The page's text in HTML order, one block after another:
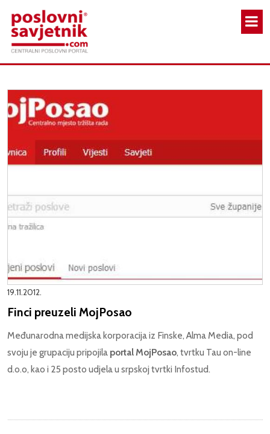
19.11.2012.
Finci preuzeli MojPosao
Međunarodna medijska korporacija iz Finske, Alma Media, pod
svoju je grupaciju pripojila portal MojPosao, tvrtku Tau on-line
d.o.o, kao i 25 posto udjela u srpskoj tvrtki Infostud.